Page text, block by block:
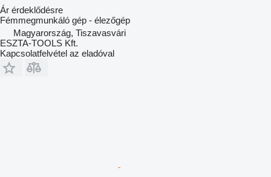
Ár érdeklődésre
Fémmegmunkáló gép - élezőgép
Magyarország, Tiszavasvári
ESZTA-TOOLS Kft.
Kapcsolatfelvétel az eladóval